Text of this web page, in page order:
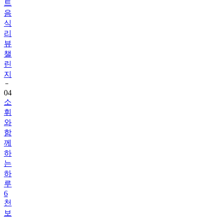
식
리
뷰
챌
린
지
04
소
휘
와
함
께
하
는
하
루
6
천
보
걷
기